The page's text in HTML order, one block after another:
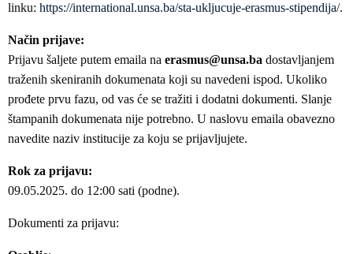
linku: https://international.unsa.ba/sta-ukljucuje-erasmus-stipendija/.
Način prijave:
Prijavu šaljete putem emaila na erasmus@unsa.ba dostavljanjem
traženih skeniranih dokumenata koji su navedeni ispod. Ukoliko
prođete prvu fazu, od vas će se tražiti i dodatni dokumenti. Slanje
štampanih dokumenata nije potrebno. U naslovu emaila obavezno
navedite naziv institucije za koju se prijavljujete.
Rok za prijavu:
09.05.2025. do 12:00 sati (podne).
Dokumenti za prijavu: